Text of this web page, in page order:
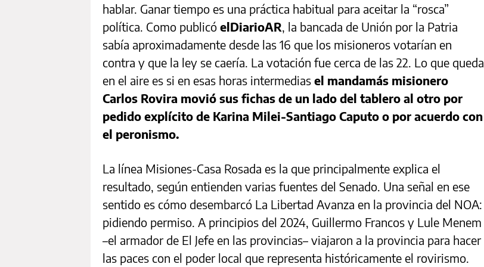
hablar. Ganar tiempo es una práctica habitual para aceitar la “rosca”
política. Como publicó elDiarioAR, la bancada de Unión por la Patria
sabía aproximadamente desde las 16 que los misioneros votarían en
contra y que la ley se caería. La votación fue cerca de las 22. Lo que queda
en el aire es si en esas horas intermedias el mandamás misionero
Carlos Rovira movió sus fichas de un lado del tablero al otro por
pedido explícito de Karina Milei-Santiago Caputo o por acuerdo con
el peronismo.
La línea Misiones-Casa Rosada es la que principalmente explica el
resultado, según entienden varias fuentes del Senado. Una señal en ese
sentido es cómo desembarcó La Libertad Avanza en la provincia del NOA:
pidiendo permiso. A principios del 2024, Guillermo Francos y Lule Menem
–el armador de El Jefe en las provincias– viajaron a la provincia para hacer
las paces con el poder local que representa históricamente el rovirismo.